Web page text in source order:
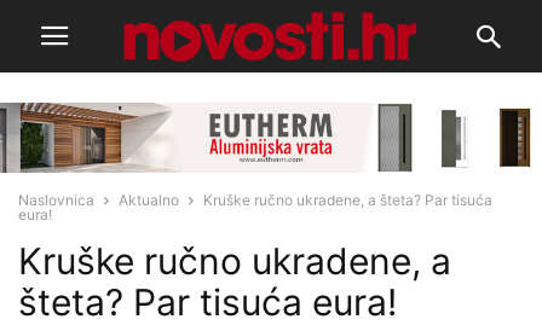
Naslovnica Aktualno
Kruške ručno ukradene, a šteta? Par tisuća
eura!
Kruške ručno ukradene, a
šteta? Par tisuća eura!